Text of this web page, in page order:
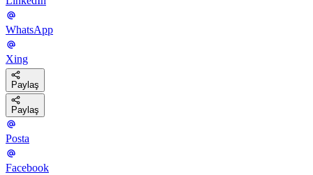
WhatsApp
Xing
Paylaş
Paylaş
Posta
Facebook